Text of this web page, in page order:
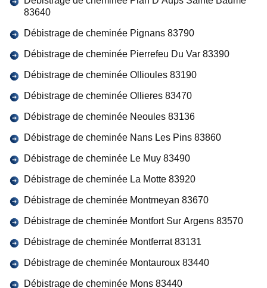
83640
Débistrage de cheminée Pignans 83790
Débistrage de cheminée Pierrefeu Du Var 83390
Débistrage de cheminée Ollioules 83190
Débistrage de cheminée Ollieres 83470
Débistrage de cheminée Neoules 83136
Débistrage de cheminée Nans Les Pins 83860
Débistrage de cheminée Le Muy 83490
Débistrage de cheminée La Motte 83920
Débistrage de cheminée Montmeyan 83670
Débistrage de cheminée Montfort Sur Argens 83570
Débistrage de cheminée Montferrat 83131
Débistrage de cheminée Montauroux 83440
Débistrage de cheminée Mons 83440